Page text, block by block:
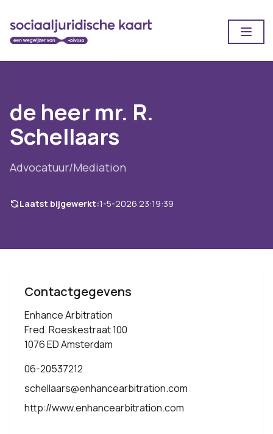
de heer mr. R.
Schellaars
Advocatuur/Mediation
Laatst bijgewerkt:1-5-2026 23:19:39
Contactgegevens
Enhance Arbitration
Fred. Roeskestraat 100
1076 ED Amsterdam
06-20537212
schellaars@enhancearbitration.com
http://www.enhancearbitration.com